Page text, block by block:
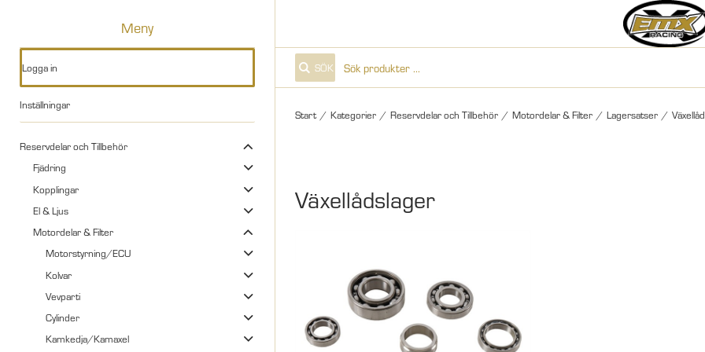
Meny
Logga in
Inställningar
Reservdelar och Tillbehör
Fjädring
Kopplingar
El & Ljus
Motordelar & Filter
Motorstyrning/ECU
Kolvar
Vevparti
Cylinder
Kamkedja/Kamaxel
SÖK
Start / Kategorier / Reservdelar och Tillbehör / Motordelar & Filter / Lagersatser /
Växellådslager